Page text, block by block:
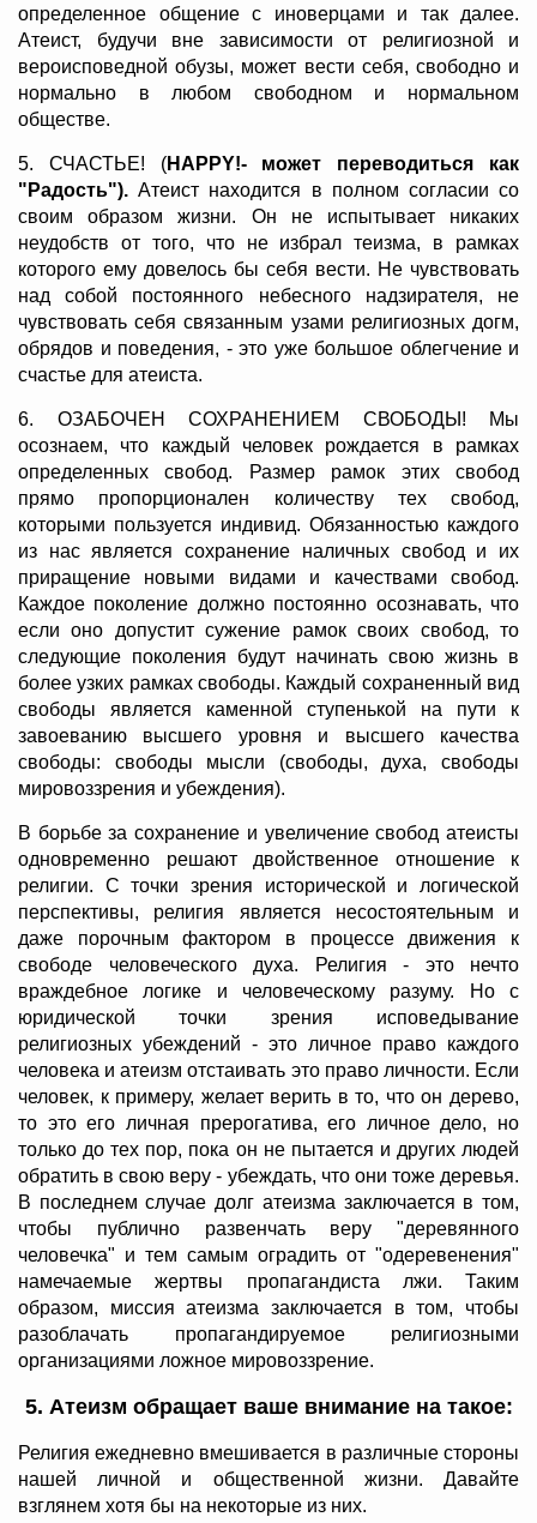
определенное общение с иноверцами и так далее.
Атеист, будучи вне зависимости от религиозной и
вероисповедной обузы, может вести себя, свободно и
нормально в любом свободном и нормальном
обществе.
5. СЧАСТЬЕ! (HAPPY!- может переводиться как
"Радость").Атеист находится в полном согласии со
своим образом жизни. Он не испытывает никаких
неудобств от того, что не избрал теизма, в рамках
которого ему довелось бы себя вести. Не чувствовать
над собой постоянного небесного надзирателя, не
чувствовать себя связанным узами религиозных догм,
обрядов и поведения, - это уже большое облегчение и
счастье для атеиста.
6. ОЗАБОЧЕН СОХРАНЕНИЕМ СВОБОДЫ! Мы
осознаем, что каждый человек рождается в рамках
определенных свобод. Размер рамок этих свобод
прямо пропорционален количеству тех свобод,
которыми пользуется индивид. Обязанностью каждого
из нас является сохранение наличных свобод и их
приращение новыми видами и качествами свобод.
Каждое поколение должно постоянно осознавать, что
если оно допустит сужение рамок своих свобод, то
следующие поколения будут начинать свою жизнь в
более узких рамках свободы. Каждый сохраненный вид
свободы является каменной ступенькой на пути к
завоеванию высшего уровня и высшего качества
свободы: свободы мысли (свободы, духа, свободы
мировоззрения и убеждения).
В борьбе за сохранение и увеличение свобод атеисты
одновременно решают двойственное отношение к
религии. С точки зрения исторической и логической
перспективы, религия является несостоятельным и
даже порочным фактором в процессе движения к
свободе человеческого духа. Религия - это нечто
враждебное логике и человеческому разуму. Но с
юридической точки зрения исповедывание
религиозных убеждений - это личное право каждого
человека и атеизм отстаивать это право личности. Если
человек, к примеру, желает верить в то, что он дерево,
то это его личная прерогатива, его личное дело, но
только до тех пор, пока он не пытается и других людей
обратить в свою веру - убеждать, что они тоже деревья.
В последнем случае долг атеизма заключается в том,
чтобы публично развенчать веру "деревянного
человечка" и тем самым оградить от "одеревенения"
намечаемые жертвы пропагандиста лжи. Таким
образом, миссия атеизма заключается в том, чтобы
разоблачать пропагандируемое религиозными
организациями ложное мировоззрение.
5. Атеизм обращает ваше внимание на такое:
Религия ежедневно вмешивается в различные стороны
нашей личной и общественной жизни. Давайте
взглянем хотя бы на некоторые из них.